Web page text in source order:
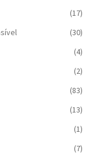
(17)
(30)
(4)
(2)
(83)
(13)
(1)
(7)